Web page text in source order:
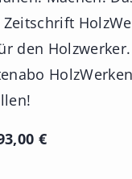
den Holzwerker.
€P